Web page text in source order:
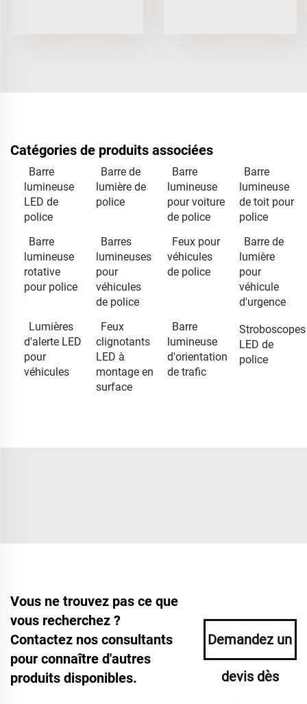
Catégories de produits associées
Barre
lumineuse
LED de
police
Barre de
lumière de
police
Barre
lumineuse
pour voiture
de police
Barre
lumineuse
de toit pour
police
Barre
lumineuse
rotative
pour police
Barres
lumineuses
pour
véhicules
de police
Feux pour
véhicules
de police
Barre de
lumière
pour
véhicule
d'urgence
Lumières
d'alerte LED
pour
véhicules
Feux
clignotants
LED à
montage en
surface
Barre
lumineuse
d'orientation
de trafic
Stroboscopes
LED de
police
Vous ne trouvez pas ce que
vous recherchez ?
Contactez nos consultants
pour connaître d'autres
produits disponibles.
Demandez un
devis dès